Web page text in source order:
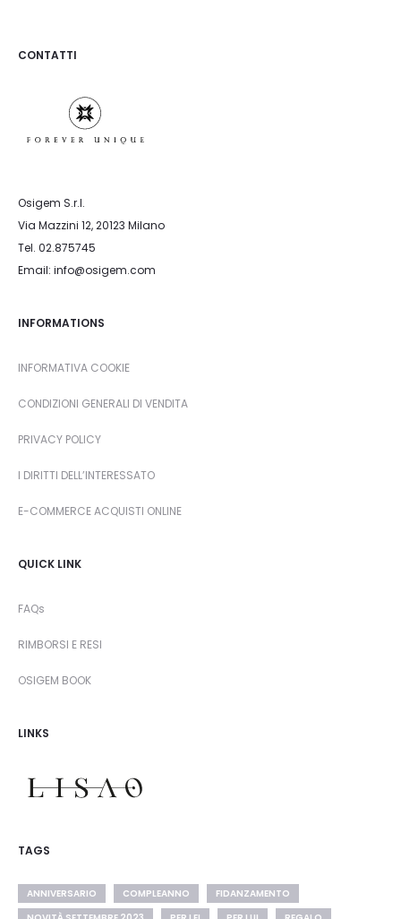
CONTATTI
Osigem S.r.l.
Via Mazzini 12, 20123 Milano
Tel. 02.875745
Email: info@osigem.com
INFORMATIONS
INFORMATIVA COOKIE
CONDIZIONI GENERALI DI VENDITA
PRIVACY POLICY
I DIRITTI DELL’INTERESSATO
E-COMMERCE ACQUISTI ONLINE
QUICK LINK
FAQs
RIMBORSI E RESI
OSIGEM BOOK
LINKS
TAGS
ANNIVERSARIO COMPLEANNO
FIDANZAMENTO